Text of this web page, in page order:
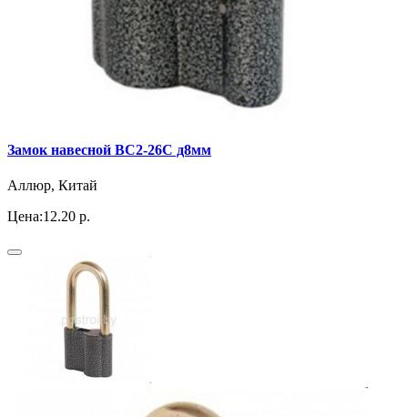
Замок навесной ВС2-26С д8мм
Аллюр, Китай
Цена:12.20 р.